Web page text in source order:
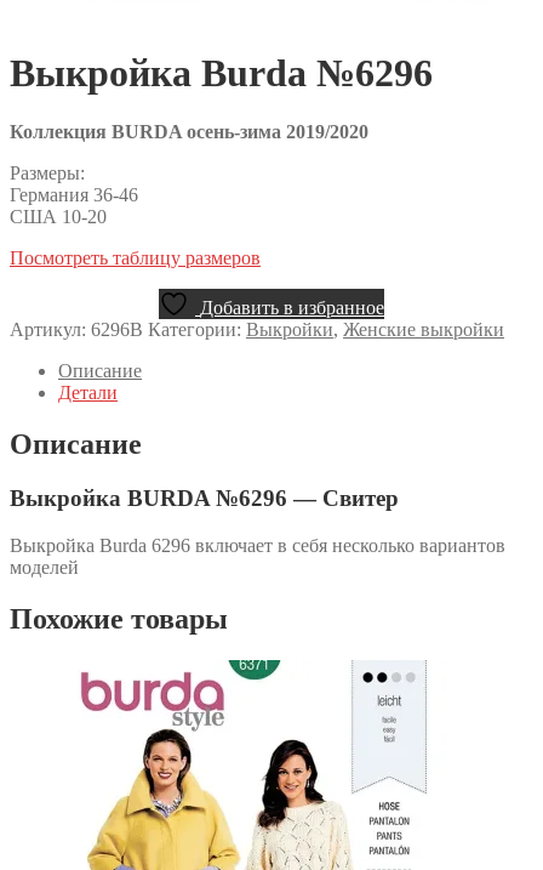
Выкройка Burda №6296
Коллекция BURDA осень-зима 2019/2020
Размеры:
Германия 36-46
США 10-20
Посмотреть таблицу размеров
Добавить в избранное
Артикул: 6296B Категории: Выкройки, Женские выкройки
Описание
Детали
Описание
Выкройка BURDA №6296 — Свитер
Выкройка Burda 6296 включает в себя несколько вариантов
моделей
Похожие товары